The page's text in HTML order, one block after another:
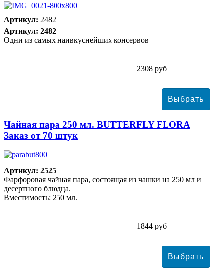
Артикул: 2482
Артикул: 2482
Одни из самых наивкуснейших консервов
2308 руб
Чайная пара 250 мл. BUTTERFLY FLORA
Заказ от 70 штук
Артикул: 2525
Фарфоровая чайная пара, состоящая из чашки на 250 мл и
десертного блюдца.
Вместимость: 250 мл.
1844 руб